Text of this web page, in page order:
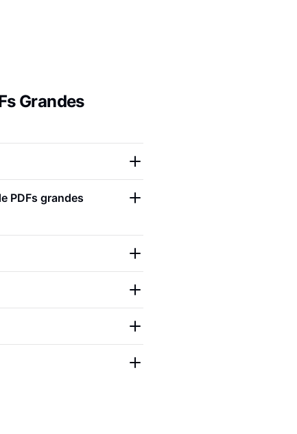
Grandes
PDFs grandes